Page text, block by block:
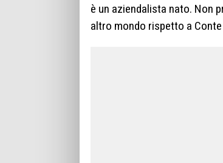
è un aziendalista nato. Non
altro mondo rispetto a